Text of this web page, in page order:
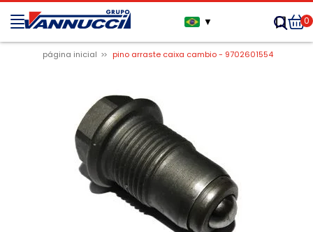
▼ 0
página inicial pino arraste caixa cambio - 9702601554